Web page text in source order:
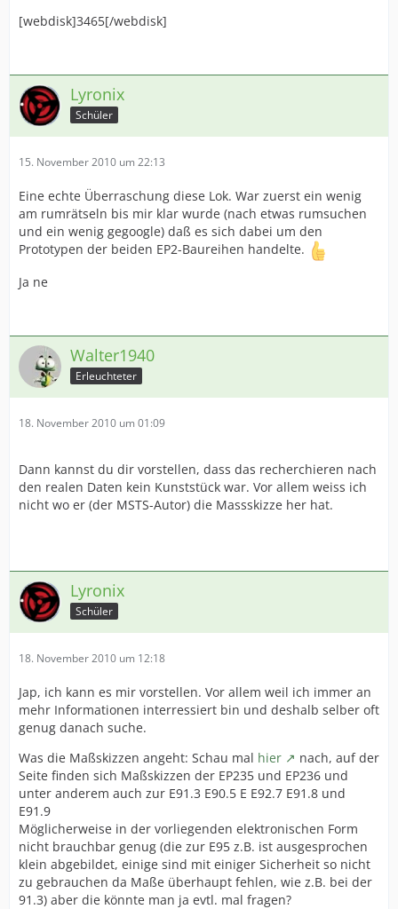
[webdisk]3465[/webdisk]
Lyronix
Schüler
15. November 2010 um 22:13
Eine echte Überraschung diese Lok. War zuerst ein wenig
am rumrätseln bis mir klar wurde (nach etwas rumsuchen
und ein wenig gegoogle) daß es sich dabei um den
Prototypen der beiden EP2-Baureihen handelte.
Ja ne
Walter1940
Erleuchteter
18. November 2010 um 01:09
Dann kannst du dir vorstellen, dass das recherchieren nach
den realen Daten kein Kunststück war. Vor allem weiss ich
nicht wo er (der MSTS-Autor) die Massskizze her hat.
Lyronix
Schüler
18. November 2010 um 12:18
Jap, ich kann es mir vorstellen. Vor allem weil ich immer an
mehr Informationen interressiert bin und deshalb selber oft
genug danach suche.
Was die Maßskizzen angeht: Schau mal hier
nach, auf der
Seite finden sich Maßskizzen der EP235 und EP236 und
unter anderem auch zur E91.3 E90.5 E E92.7 E91.8 und
E91.9
Möglicherweise in der vorliegenden elektronischen Form
nicht brauchbar genug (die zur E95 z.B. ist ausgesprochen
klein abgebildet, einige sind mit einiger Sicherheit so nicht
zu gebrauchen da Maße überhaupt fehlen, wie z.B. bei der
91.3) aber die könnte man ja evtl. mal fragen?